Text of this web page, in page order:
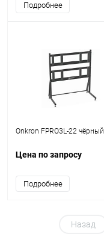
Подробнее
Onkron FPRO3L-22 чёрный
Цена по запросу
Подробнее
Назад